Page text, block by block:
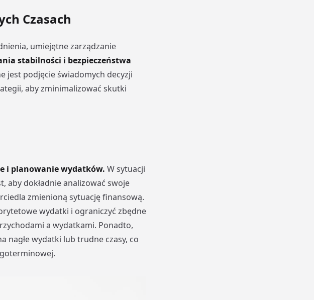
Czasach
umiejętne zarządzanie
stabilności i bezpieczeństwa
jest podjęcie świadomych decyzji
aby zminimalizować skutki
i planowanie wydatków. W sytuacji
aby dokładnie analizować swoje
zmienioną sytuację finansową.
wydatki i ograniczyć zbędne
a wydatkami. Ponadto,
nagłe wydatki lub trudne czasy, co